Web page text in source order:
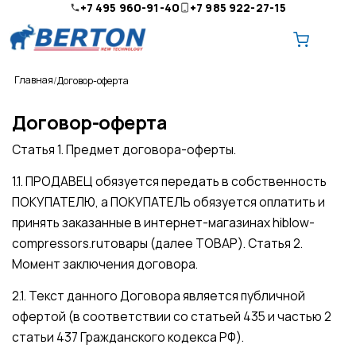
+7 495 960-91-40 +7 985 922-27-15
О компании
Ремонт и обслуживание
Доставка
Оплата
Контакты
Главная Договор-оферта
Договор-оферта
Статья 1. Предмет договора-оферты.
1.1. ПРОДАВЕЦ обязуется передать в собственность
ПОКУПАТЕЛЮ, а ПОКУПАТЕЛЬ обязуется оплатить и
принять заказанные в интернет-магазинах hiblow-
compressors.ruтовары (далее ТОВАР). Статья 2.
Момент заключения договора.
2.1. Текст данного Договора является публичной
офертой (в соответствии со статьей 435 и частью 2
статьи 437 Гражданского кодекса РФ).